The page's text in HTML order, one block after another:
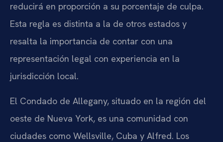
reducirá en proporción a su porcentaje de culpa.
Esta regla es distinta a la de otros estados y
resalta la importancia de contar con una
representación legal con experiencia en la
jurisdicción local.
El Condado de Allegany, situado en la región del
oeste de Nueva York, es una comunidad con
ciudades como Wellsville, Cuba y Alfred. Los